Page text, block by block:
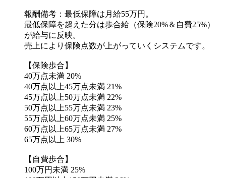
報酬備考：最低保障は月給55万円。
最低保障を超えた分は歩合給（保険20%＆自費25%）
が給与に反映。
売上により保険点数が上がっていくシステムです。
【保険歩合】
40万点未満 20%
40万点以上45万点未満 21%
45万点以上50万点未満 22%
50万点以上55万点未満 23%
55万点以上60万点未満 25%
60万点以上65万点未満 27%
65万点以上 30%
【自費歩合】
100万円未満 25%